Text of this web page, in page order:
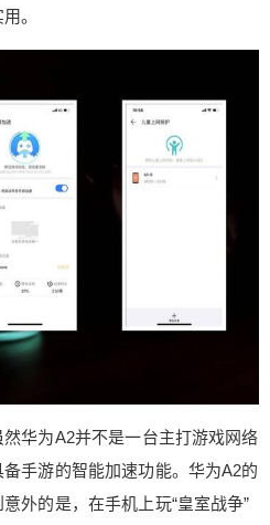
。
华为A2并不是一台主打游戏网络
手游的智能加速功能。华为A2的
外的是，在手机上玩“皇室战争”